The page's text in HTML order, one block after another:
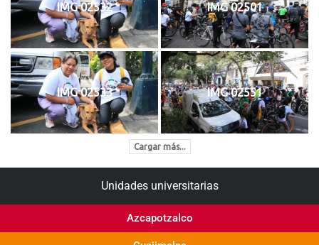
IMG 02532 IMG 02501
IMG 02533 IMG 02551
Cargar más...
Unidades universitarias
Azcapotzalco